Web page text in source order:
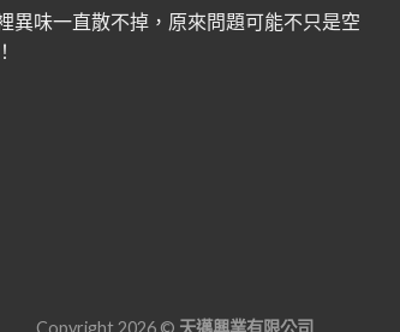
異味一直散不掉，原來問題可能不只是空